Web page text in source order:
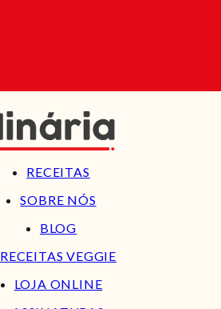
RECEITAS
SOBRE NÓS
BLOG
RECEITAS VEGGIE
LOJA ONLINE